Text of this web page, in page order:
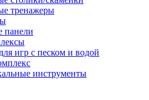
тренажеры
панели
игр с песком и водой
инструменты